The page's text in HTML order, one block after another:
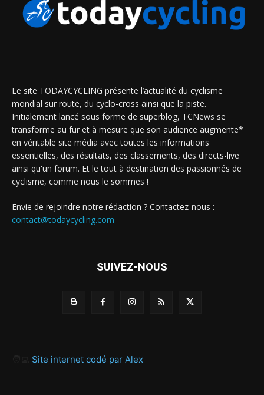
Le site TODAYCYCLING présente l’actualité du cyclisme
mondial sur route, du cyclo-cross ainsi que la piste.
Initialement lancé sous forme de superblog, TCNews se
transforme au fur et à mesure que son audience augmente*
en véritable site média avec toutes les informations
essentielles, des résultats, des classements, des directs-live
ainsi qu'un forum. Et le tout à destination des passionnés de
cyclisme, comme nous le sommes !
Envie de rejoindre notre rédaction ? Contactez-nous :
contact@todaycycling.com
SUIVEZ-NOUS
Site internet codé par Alex